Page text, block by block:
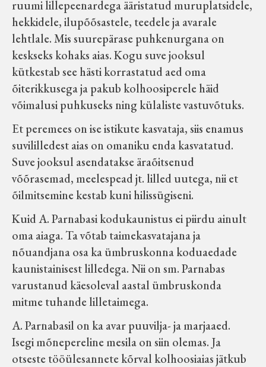
ruumi lillepeenardega ääristatud muruplatsidele,
hekkidele, ilupõõsastele, teedele ja avarale
lehtlale. Mis suurepärase puhkenurgana on
keskseks kohaks aias. Kogu suve jooksul
kütkestab see hästi korrastatud aed oma
õiterikkusega ja pakub kolhoosiperele häid
võimalusi puhkuseks ning külaliste vastuvõtuks.
Et peremees on ise istikute kasvataja, siis enamus
suvililledest aias on omaniku enda kasvatatud.
Suve jooksul asendatakse äraõitsenud
võõrasemad, meelespead jt. lilled uutega, nii et
õilmitsemine kestab kuni hilissügiseni.
Kuid A. Parnabasi kodukaunistus ei piirdu ainult
oma aiaga. Ta võtab taimekasvatajana ja
nõuandjana osa ka ümbruskonna koduaedade
kaunistainisest lilledega. Nii on sm. Parnabas
varustanud käesoleval aastal ümbruskonda
mitme tuhande lilletaimega.
A. Parnabasil on ka avar puuvilja- ja marjaaed.
Isegi mõnepereline mesila on siin olemas. Ja
otseste tööülesannete kõrval kolhoosiaias jätkub